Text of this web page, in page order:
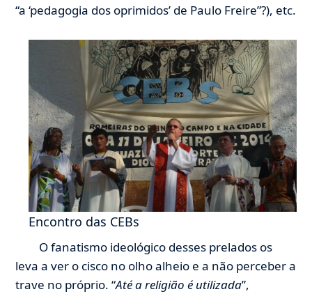
“a ‘pedagogia dos oprimidos’ de Paulo Freire”?), etc.
Encontro das CEBs
O fanatismo ideológico desses prelados os
leva a ver o cisco no olho alheio e a não perceber a
trave no próprio. “Até a religião é utilizada”,